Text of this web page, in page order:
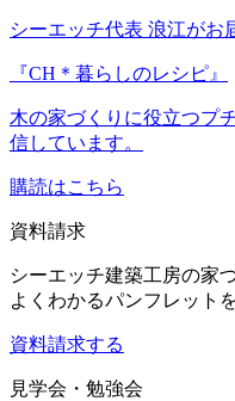
シーエッチ代表 浪江がお
『CH＊暮らしのレシピ』
木の家づくりに役立つプ
信しています。
購読はこちら
資料請求
シーエッチ建築工房の家
よくわかるパンフレット
資料請求する
見学会・勉強会